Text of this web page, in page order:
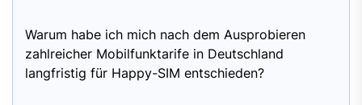
Warum habe ich mich nach dem Ausprobieren
zahlreicher Mobilfunktarife in Deutschland
langfristig für Happy-SIM entschieden?